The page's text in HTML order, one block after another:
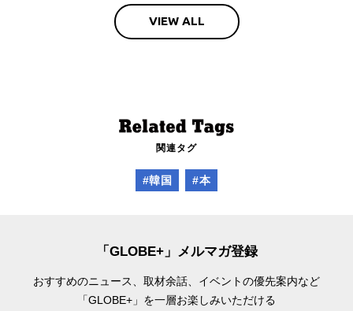
VIEW ALL
関連タグ
#韓国 #本
「GLOBE+」メルマガ登録
おすすめのニュース、取材余話、 イベントの優先案内など
「GLOBE+」を一層お楽しみいただける